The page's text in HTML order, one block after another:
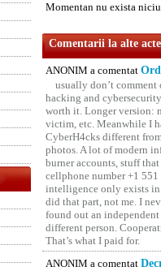
Momentan nu exista
Comentarii la alte acte
ANONIM a comentat
usually don’t comment
hacking and
worth it. Longer version:
victim, etc. Meanwhile I
CyberH4cks different
photos. A lot of modern
burner accounts, stuff
cellphone number +1
intelligence only exists in
did that part, not me. I
found out an
different person.
That’s what I paid for.
ANONIM a comentat